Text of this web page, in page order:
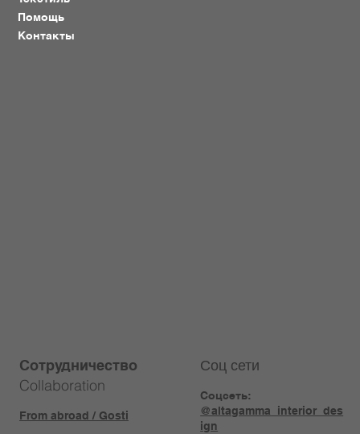
Сотрудничество
Collaboration
From abroad / Gosti
Помощь
Контакты
Соц сети
Соцсеть:
@altagamma_interior_des
ign